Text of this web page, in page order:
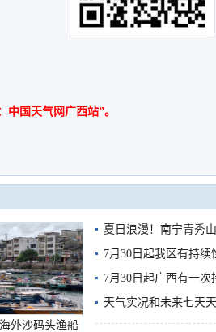
中国天气网广西站”。
外沙码头渔船
夏日浪漫！南宁青秀
7月30日起我区有持
7月30日起广西有一
天气实况和未来七天